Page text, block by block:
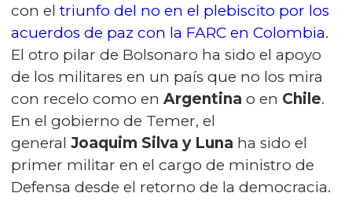
con el triunfo del no en el plebiscito por los
acuerdos de paz con la FARC en Colombia.
El otro pilar de Bolsonaro ha sido el apoyo
de los militares en un país que no los mira
con recelo como en Argentina o en Chile.
En el gobierno de Temer, el
general Joaquim Silva y Luna ha sido el
primer militar en el cargo de ministro de
Defensa desde el retorno de la democracia.